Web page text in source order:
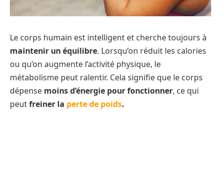
Le corps humain est intelligent et cherche toujours à
maintenir un équilibre. Lorsqu’on réduit les calories
ou qu’on augmente l’activité physique, le
métabolisme peut ralentir. Cela signifie que le corps
dépense moins d’énergie pour fonctionner, ce qui
peutfreiner la perte de poids.